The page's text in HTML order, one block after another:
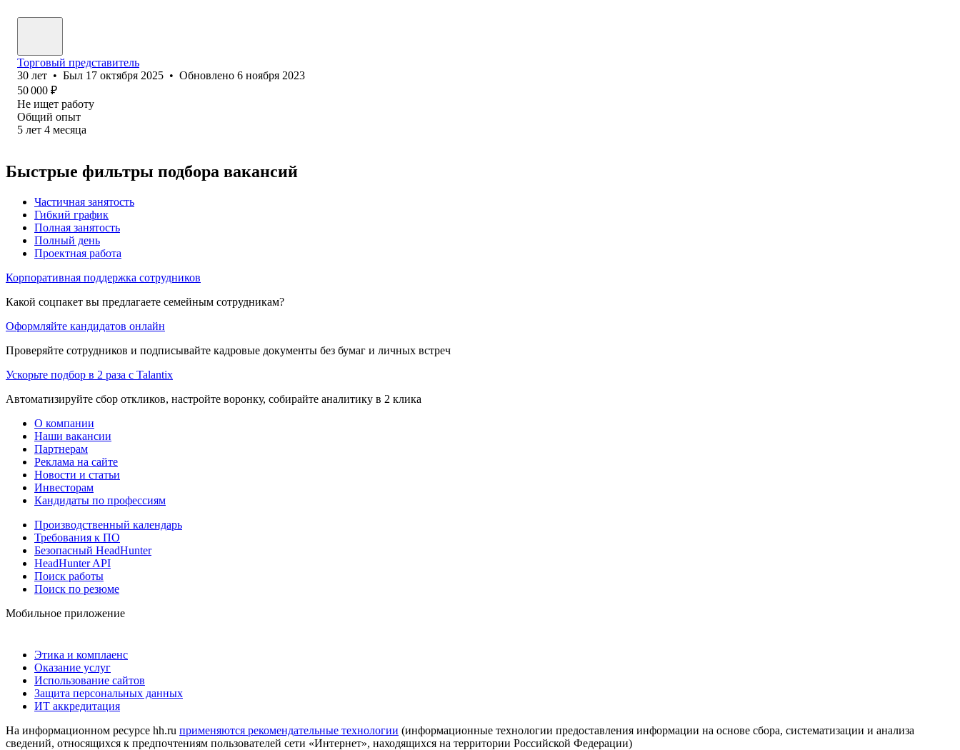
Торговый представитель
30 лет • Был 17 октября 2025 • Обновлено 6 ноября 2023
50 000 ₽
Не ищет работу
Общий опыт
5 лет 4 месяца
Быстрые фильтры подбора вакансий
Частичная занятость
Гибкий график
Полная занятость
Полный день
Проектная работа
Корпоративная поддержка сотрудников
Какой соцпакет вы предлагаете семейным сотрудникам?
Оформляйте кандидатов онлайн
Проверяйте сотрудников и подписывайте кадровые документы без бумаг и личных встреч
Ускорьте подбор в 2 раза с Talantix
Автоматизируйте сбор откликов, настройте воронку, собирайте аналитику в 2 клика
О компании
Наши вакансии
Партнерам
Реклама на сайте
Новости и статьи
Инвесторам
Кандидаты по профессиям
Производственный календарь
Требования к ПО
Безопасный HeadHunter
HeadHunter API
Поиск работы
Поиск по резюме
Мобильное приложение
Этика и комплаенс
Оказание услуг
Использование сайтов
Защита персональных данных
ИТ аккредитация
На информационном ресурсе hh.ru применяются рекомендательные технологии (информационные технологии предоставления информации на основе сбора, систематизации и анализа
сведений, относящихся к предпочтениям пользователей сети «Интернет», находящихся на территории Российской Федерации)